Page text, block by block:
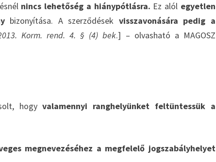
nincs lehetőség a hiánypótlásra. Ez alól egyetlen
bizonyítása. A szerződések visszavonására pedig a
Korm. rend. 4. § (4) bek.] – olvasható a MAGOSZ
hogyvalamennyi ranghelyünket feltüntessük a
megnevezéséhez a megfelelő jogszabályhelyet